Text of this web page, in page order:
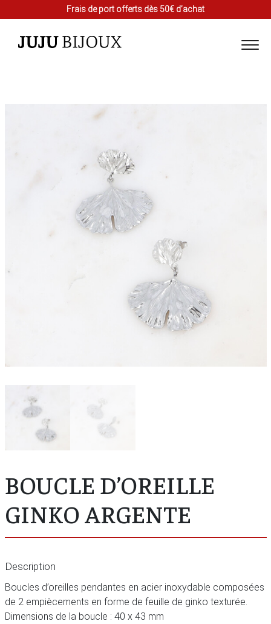
Frais de port offerts dès 50€ d’achat
BOUCLE D’OREILLE
GINKO ARGENTE
Description
Boucles d’oreilles pendantes en acier inoxydable composées
de 2 empiècements en forme de feuille de ginko texturée.
Dimensions de la boucle : 40 x 43 mm